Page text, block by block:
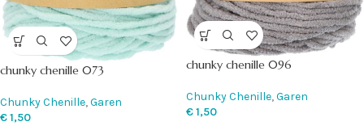
chunky chenille 073
Chunky Chenille,Garen
€1,50
chunky chenille 096
Chunky Chenille,Garen
€1,50